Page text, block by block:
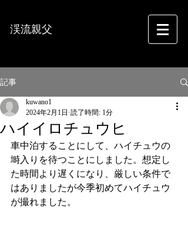
渓流親父
記事
ハイイロチュウヒ
kuwano1
2024年2月1日 読了時間: 1分
車中泊することにして、ハイチュウの
塒入りを待つことにしました。想定し
た時間より遅くになり、厳しい条件で
はありましたが今季初めてハイチュウ
が撮れました。